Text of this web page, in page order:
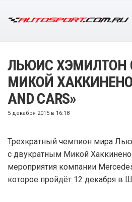
ЛЬЮИС ХЭМИЛТОН
МИКОЙ
AND CARS»
5 декабря 2015 в 16:18
Трехкратный чемпион мира
с двукратным Микой
мероприятия компании
которое пройдёт 12 декабря в